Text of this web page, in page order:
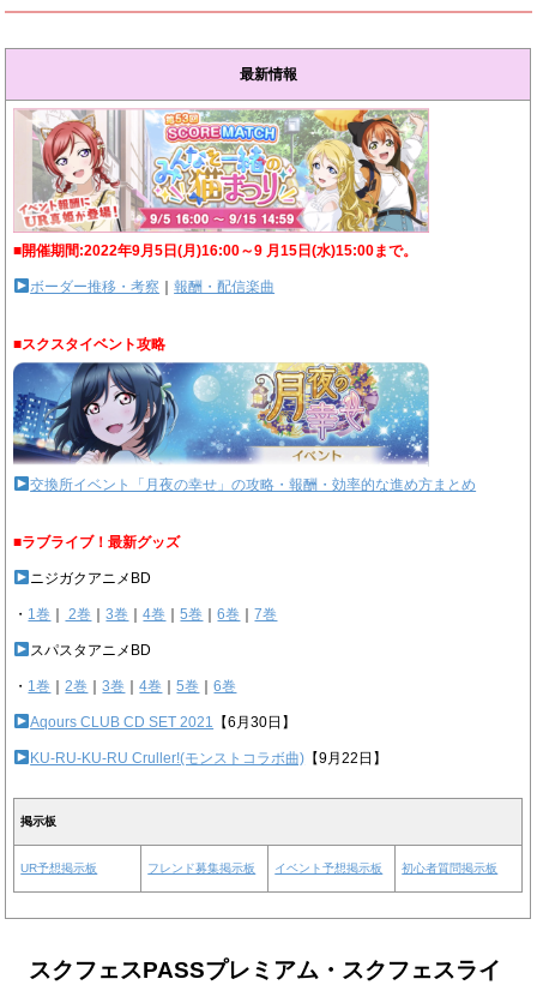
最新情報
■開催期間:2022年9月5日(月)16:00～9 月15日(水)15:00まで。
ボーダー推移・考察 ｜報酬・配信楽曲
■スクスタイベント攻略
交換所イベント「月夜の幸せ」の攻略・報酬・効率的な進め方まとめ
■ラブライブ！最新グッズ
ニジガクアニメBD
・ 1巻 2巻 ｜3巻 ｜4巻 ｜5巻 ｜6巻 ｜7巻
スパスタアニメBD
・ 1巻 ｜2巻 ｜3巻 ｜4巻 ｜5巻 ｜6巻
Aqours CLUB CD SET 2021 【6月30日】
KU-RU-KU-RU Cruller!(モンストコラボ曲) 【9月22日】
掲示板
UR予想掲示板 フレンド募集掲示板 イベント予想掲示板 初心者質問掲示板
スクフェスPASSプレミアム・スクフェスライ